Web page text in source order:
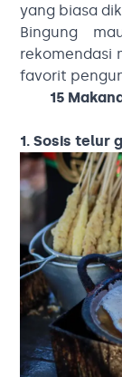
yang biasa
Bingung
rekomendasi
favorit
15
1. Sosis telur